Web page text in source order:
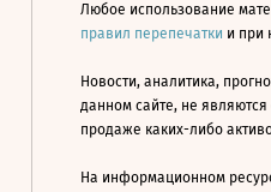
Любое использование
правил перепечатки и при
Новости, аналитика,
данном сайте, не
продаже каких-либо
На информационном